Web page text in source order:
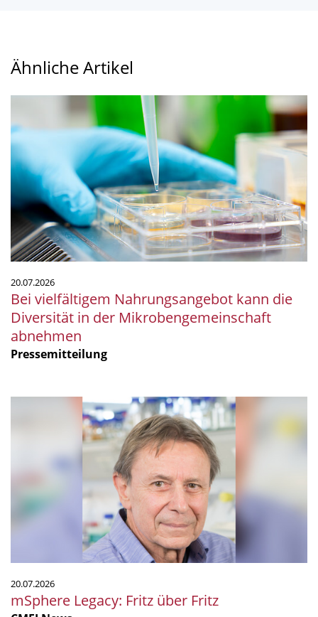
Ähnliche Artikel
vielfältigem
Nahrungsangebot
kann
die
Diversität
in
der
Mikrobengemeinschaft
abnehmen
20.07.2026
Bei vielfältigem Nahrungsangebot kann die
Diversität in der Mikrobengemeinschaft
abnehmen
Pressemitteilung
Fritz
20.07.2026
mSphere Legacy: Fritz über Fritz